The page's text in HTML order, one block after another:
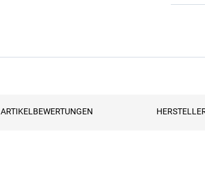
ARTIKELBEWERTUNGEN